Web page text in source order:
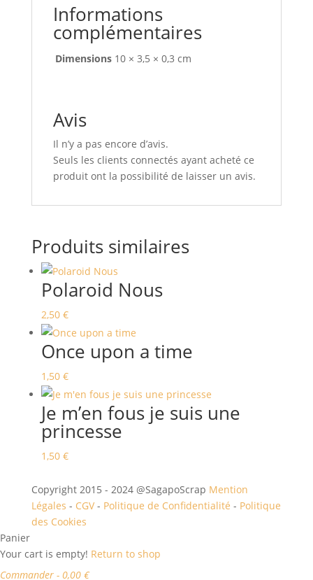
Informations
complémentaires
Dimensions 10 × 3,5 × 0,3 cm
Avis
Il n’y a pas encore d’avis.
Seuls les clients connectés ayant acheté ce
produit ont la possibilité de laisser un avis.
Produits similaires
Polaroid Nous
2,50 €
Once upon a time
1,50 €
Je m’en fous je suis une
princesse
1,50 €
Copyright 2015 - 2024 @SagapoScrap Mention
Légales - CGV- Politique de Confidentialité - Politique
des Cookies
Panier
Your cart is empty! Return to shop
Commander - 0,00 €